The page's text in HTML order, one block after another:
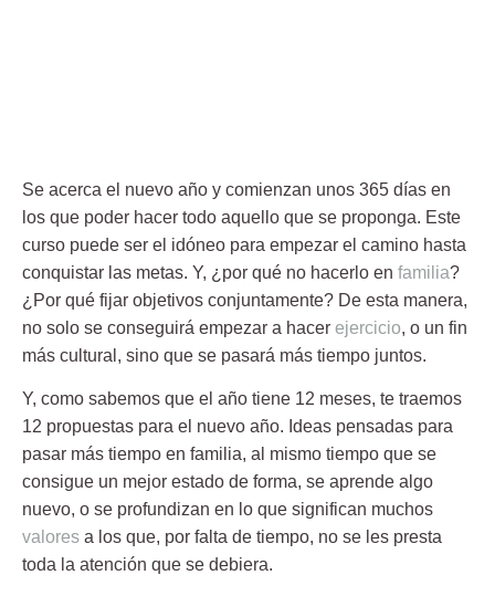
Se acerca el nuevo año y comienzan unos 365 días en
los que poder hacer todo aquello que se proponga. Este
curso puede ser el idóneo para empezar el camino hasta
conquistar las metas. Y, ¿por qué no hacerlo en familia?
¿Por qué fijar objetivos conjuntamente? De esta manera,
no solo se conseguirá empezar a hacer ejercicio, o un fin
más cultural, sino que se pasará más tiempo juntos.
Y, como sabemos que el año tiene 12 meses, te traemos
12 propuestas para el nuevo año. Ideas pensadas para
pasar más tiempo en familia, al mismo tiempo que se
consigue un mejor estado de forma, se aprende algo
nuevo, o se profundizan en lo que significan muchos
valores a los que, por falta de tiempo, no se les presta
toda la atención que se debiera.